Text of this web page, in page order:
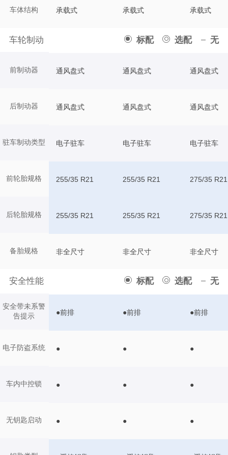
车体结构
车轮制动 标配 选配 无
前制动器
后制动器
驻车制动类型
前轮胎规格
后轮胎规格
备胎规格
安全性能 标配 选配 无
安全带未系警
告提示
电子防盗系统
车内中控锁
无钥匙启动
承载式 承载式 承载式
通风盘式 通风盘式 通风盘式
通风盘式 通风盘式 通风盘式
电子驻车 电子驻车 电子驻车
255/35 R21 255/35 R21 275/35 R21
255/35 R21 255/35 R21 275/35 R21
非全尺寸 非全尺寸 非全尺寸
●前排 ●前排 ●前排
● ● ●
● ● ●
● ● ●